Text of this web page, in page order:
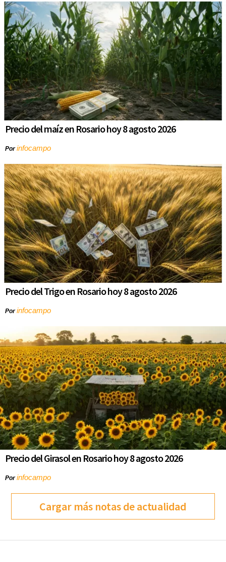
Precio del maíz en Rosario hoy 8 agosto 2026
Porinfocampo
Precio del Trigo en Rosario hoy 8 agosto 2026
Porinfocampo
Precio del Girasol en Rosario hoy 8 agosto 2026
Porinfocampo
Cargar más notas de actualidad